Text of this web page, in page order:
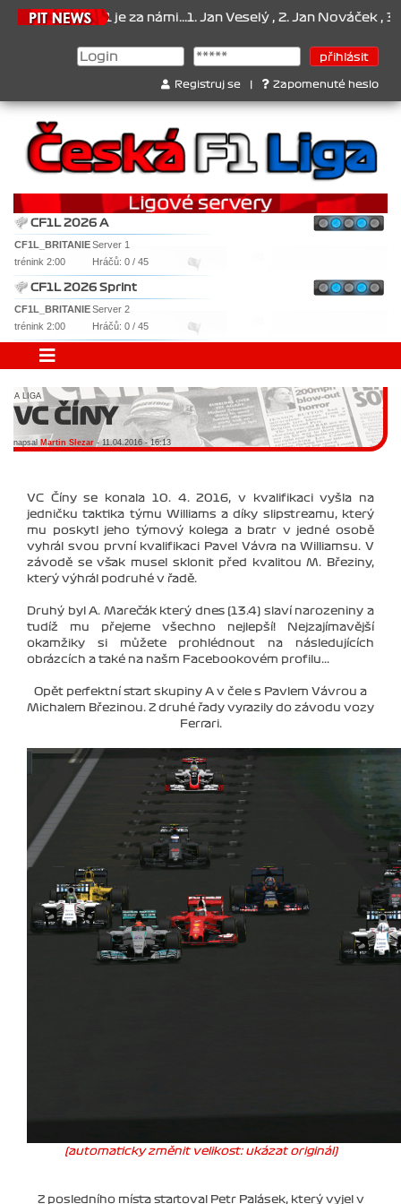
za námi...1. Jan Veselý , 2. Jan Nováček , 3. Jakub Chmelík ,
Registruj se Zapomenuté heslo
CF1L 2026 A
CF1L_BRITANIEServer 1
trénink 2:00
Hráčů: 0 / 45
CF1L 2026 Sprint
CF1L_BRITANIEServer 2
trénink 2:00
Hráčů: 0 / 45
A LIGA
VC ČÍNY
napsal Martin Slezar - 11.04.2016 - 16:13
VC Číny se konala 10. 4. 2016, v kvalifikaci vyšla na
jedničku taktika týmu Williams a díky slipstreamu, který
mu poskytl jeho týmový kolega a bratr v jedné osobě
vyhrál svou první kvalifikaci Pavel Vávra na Williamsu. V
závodě se však musel sklonit před kvalitou M. Březiny,
který výhrál podruhé v řadě.
Druhý byl A. Marečák který dnes (13.4) slaví narozeniny a
tudíž mu přejeme všechno nejlepší! Nejzajímavější
okamžiky si můžete prohlédnout na následujících
obrázcích a také na našm Facebookovém profilu...
Opět perfektní start skupiny A v čele s Pavlem Vávrou a
Michalem Březinou. Z druhé řady vyrazily do závodu vozy
Ferrari.
(automaticky změnit velikost: ukázat originál)
Z posledního místa startoval Petr Palásek, který vyjel v